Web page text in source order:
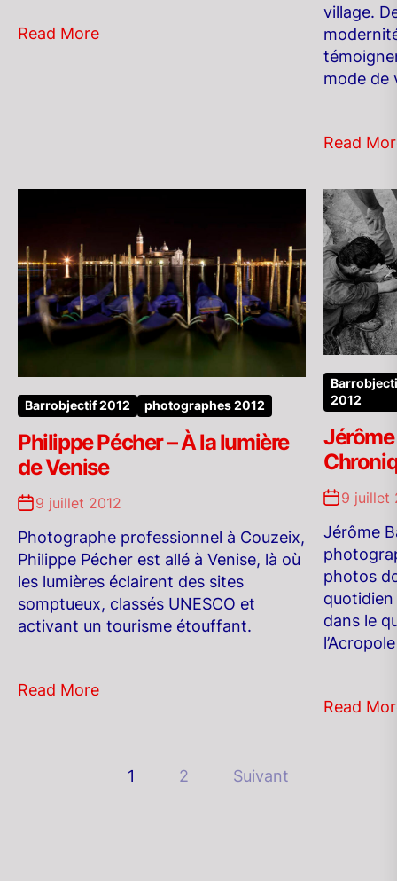
Read More
village.
mode de
Read
Barrobjectif 2012 photographes 2012
Philippe Pécher – À la lumière
de Venise
9 juillet 2012
Photographe professionnel à Couzeix,
Philippe Pécher est allé à Venise, là où
les lumières éclairent des sites
somptueux, classés UNESCO et
activant un tourisme étouffant.
Read More
2012
Jérôme
9 juillet
Jérôme
photos
quotidien
dans le
Read
Pagination
1 2 Suivant